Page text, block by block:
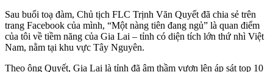
Sau buổi toạ đàm, Chủ tịch FLC Trịnh Văn Quyết đã chia sẻ trên
trang Facebook của mình, “Một nàng tiên đang ngủ” là quan điểm
của tôi về tiềm năng của Gia Lai – tỉnh có diện tích lớn thứ nhì Việt
Nam, nằm tại khu vực Tây Nguyên.
Theo ông Quyết, Gia Lai là tỉnh đã âm thầm vươn lên áp sát top 10